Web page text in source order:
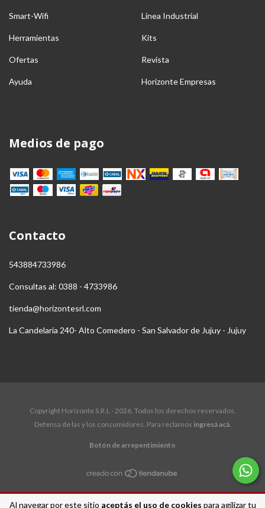
Al navegar por este sitio aceptás el uso de cookies para agilizar tu
Smart-Wifi Linea Industrial
Herramientas Kits
Ofertas Revista
Ayuda Horizonte Empresas
Medios de pago
Contacto
543884733986
Consultas al: 0388 - 4733986
tienda@horizontesrl.com
La Candelaria 240- Alto Comedero - San Salvador de Jujuy - Jujuy
Copyright Horizonte S.R.L - 2026. Todos los derechos reservados.
Defensa de las y los consumidores. Para reclamos ingresá acá.
Botón de arrepentimiento